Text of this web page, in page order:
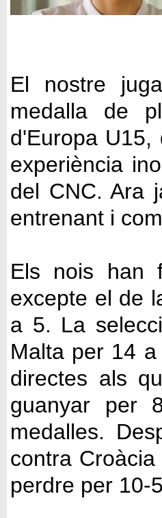
El nostre
medalla de
d'Europa
experiència
del CNC. Ara
entrenant i
Els nois han
excepte el de
a 5. La
Malta per 14
directes als
guanyar per
medalles.
contra
perdre per 10-